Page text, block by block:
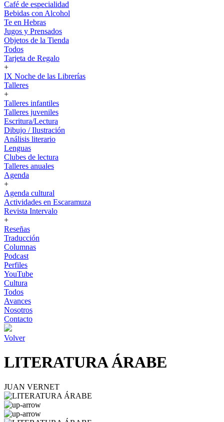
Café de especialidad
Bebidas con Alcohol
Te en Hebras
Jugos y Prensados
Objetos de la Tienda
Todos
Tarjeta de Regalo
+
IX Noche de las Librerías
Talleres
+
Talleres infantiles
Talleres juveniles
Escritura/Lectura
Dibujo / Ilustración
Análisis literario
Lenguas
Clubes de lectura
Talleres anuales
Agenda
+
Agenda cultural
Actividades en Escaramuza
Revista Intervalo
+
Reseñas
Traducción
Columnas
Podcast
Perfiles
YouTube
Cultura
Todos
Avances
Nosotros
Contacto
Volver
LITERATURA ÁRABE
JUAN VERNET